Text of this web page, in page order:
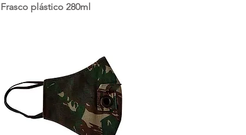
Frasco plástico 280ml